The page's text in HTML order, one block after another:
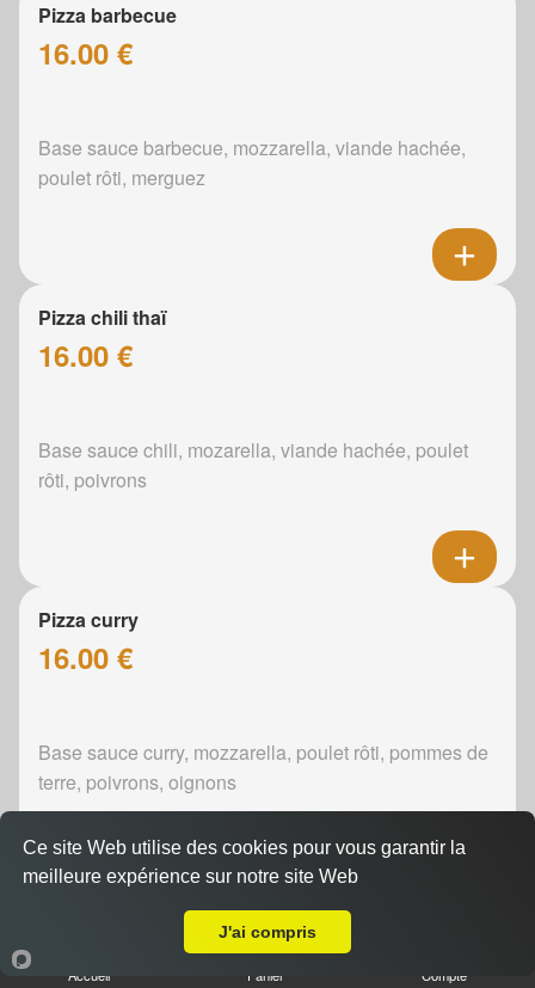
Pizza barbecue
16.00 €
Base sauce barbecue, mozzarella, viande hachée,
poulet rôti, merguez
Pizza chili thaï
16.00 €
Base sauce chili, mozarella, viande hachée, poulet
rôti, poivrons
Pizza curry
16.00 €
Base sauce curry, mozzarella, poulet rôti, pommes de
terre, poivrons, oignons
Accueil Panier Compte
Ce site Web utilise des cookies pour vous garantir la
meilleure expérience sur notre site Web
J'ai compris